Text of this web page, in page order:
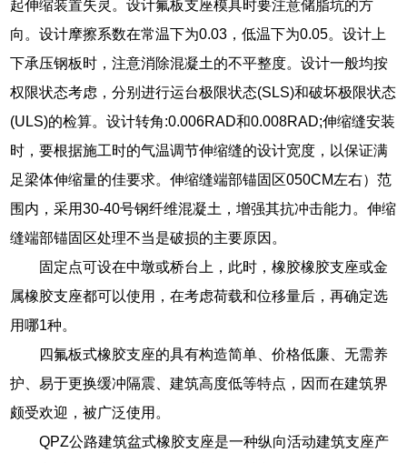
起伸缩装置失灵。设计氟板支座模具时要注意储脂坑的方
向。设计摩擦系数在常温下为0.03，低温下为0.05。设计上
下承压钢板时，注意消除混凝土的不平整度。设计一般均按
权限状态考虑，分别进行运台极限状态(SLS)和破坏极限状态
(ULS)的检算。设计转角:0.006RAD和0.008RAD;伸缩缝安装
时，要根据施工时的气温调节伸缩缝的设计宽度，以保证满
足梁体伸缩量的佳要求。伸缩缝端部锚固区050CM左右）范
围内，采用30-40号钢纤维混凝土，增强其抗冲击能力。伸缩
缝端部锚固区处理不当是破损的主要原因。
固定点可设在中墩或桥台上，此时，橡胶橡胶支座或金
属橡胶支座都可以使用，在考虑荷载和位移量后，再确定选
用哪1种。
四氟板式橡胶支座的具有构造简单、价格低廉、无需养
护、易于更换缓冲隔震、建筑高度低等特点，因而在建筑界
颇受欢迎，被广泛使用。
QPZ公路建筑盆式橡胶支座是一种纵向活动建筑支座产